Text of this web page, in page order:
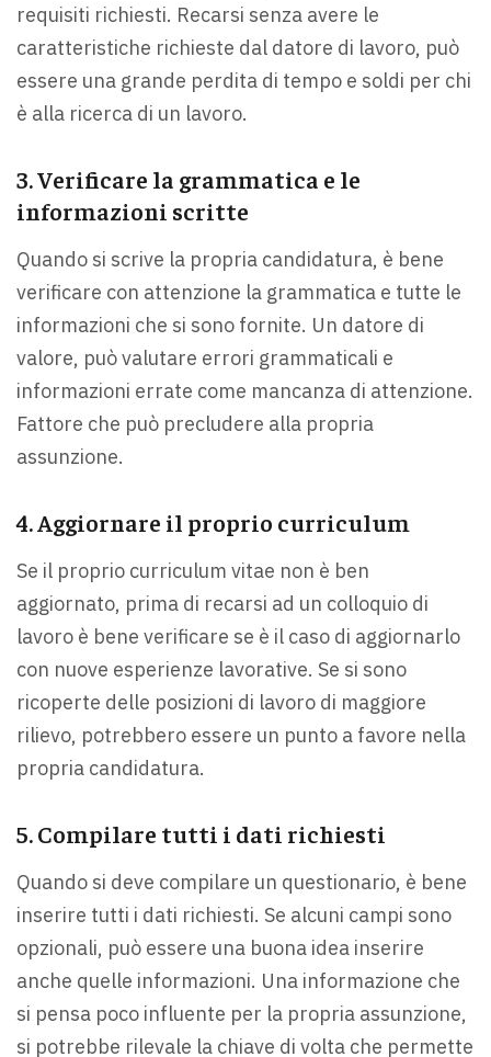
requisiti richiesti. Recarsi senza avere le
caratteristiche richieste dal datore di lavoro, può
essere una grande perdita di tempo e soldi per chi
è alla ricerca di un lavoro.
3. Verificare la grammatica e le
informazioni scritte
Quando si scrive la propria candidatura, è bene
verificare con attenzione la grammatica e tutte le
informazioni che si sono fornite. Un datore di
valore, può valutare errori grammaticali e
informazioni errate come mancanza di attenzione.
Fattore che può precludere alla propria
assunzione.
4. Aggiornare il proprio curriculum
Se il proprio curriculum vitae non è ben
aggiornato, prima di recarsi ad un colloquio di
lavoro è bene verificare se è il caso di aggiornarlo
con nuove esperienze lavorative. Se si sono
ricoperte delle posizioni di lavoro di maggiore
rilievo, potrebbero essere un punto a favore nella
propria candidatura.
5. Compilare tutti i dati richiesti
Quando si deve compilare un questionario, è bene
inserire tutti i dati richiesti. Se alcuni campi sono
opzionali, può essere una buona idea inserire
anche quelle informazioni. Una informazione che
si pensa poco influente per la propria assunzione,
si potrebbe rilevale la chiave di volta che permette